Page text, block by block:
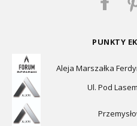
PUNKTY
Aleja Marszałka
Ul. Pod